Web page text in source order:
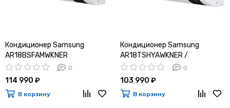
Кондиционер Samsung
AR18BSFAMWKNER
0
114 990 ₽
В корзину
Кондиционер Samsung
AR18TSHYAWKNER /
AR18TSHYAWKXER 0
103 990 ₽
В корзину